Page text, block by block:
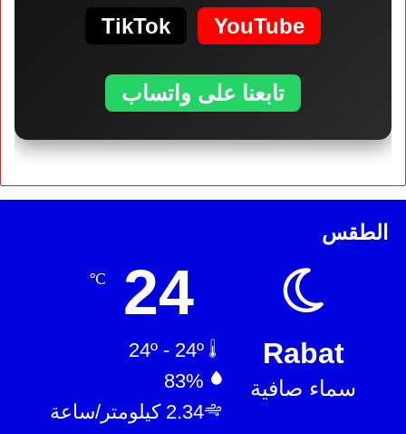
YouTube
TikTok
تابعنا على واتساب
الطقس
Rabat
سماء صافية
24
℃
83%
2.34 كيلومتر/ساعة